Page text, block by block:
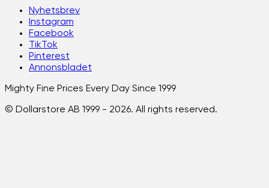
Nyhetsbrev
Instagram
Facebook
TikTok
Pinterest
Annonsbladet
Mighty Fine Prices Every Day Since 1999
© Dollarstore AB 1999 - 2026. All rights reserved.